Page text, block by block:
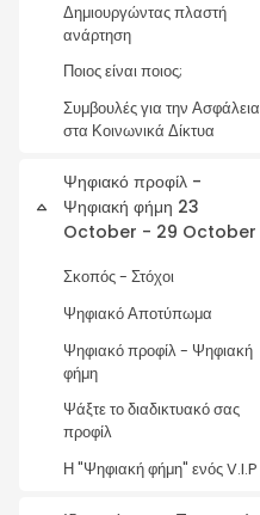
Δημιουργώντας πλαστή
ανάρτηση
Ποιος είναι ποιος;
Συμβουλές για την Ασφάλεια
στα Κοινωνικά Δίκτυα
Collapse
Ψηφιακό προφίλ -
Ψηφιακή φήμη 23
October - 29 October
Σκοπός - Στόχοι
Ψηφιακό Αποτύπωμα
Ψηφιακό προφίλ - Ψηφιακή
φήμη
Ψάξτε το διαδικτυακό σας
προφίλ
Η "Ψηφιακή φήμη" ενός V.I.P